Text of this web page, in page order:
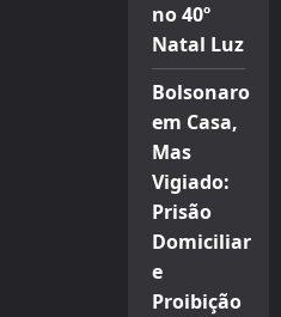
no 40º
Natal Luz
Bolsonaro
em Casa,
Mas
Vigiado:
Prisão
Domiciliar
e
Proibição